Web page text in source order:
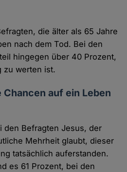
die älter als 65 Jahre
nach dem Tod. Bei den
hingegen über 40 Prozent,
zu werten ist.
auf ein Leben
den Befragten Jesus, der
Mehrheit glaubt, dieser
tatsächlich auferstanden.
es 61 Prozent, bei den